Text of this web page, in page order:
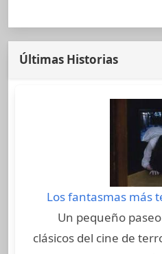
Últimas Historias
Los fantasmas más
Un pequeño
clásicos del cine de